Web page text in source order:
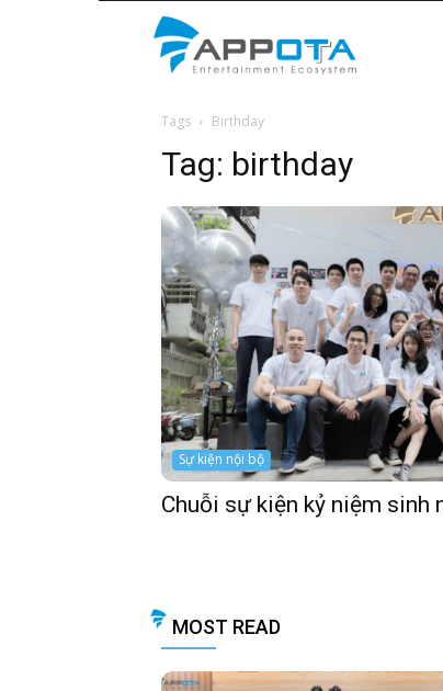
Tags Birthday
Tag: birthday
Sự kiện nội bộ
Chuỗi sự kiện kỷ niệm sinh
MOST READ